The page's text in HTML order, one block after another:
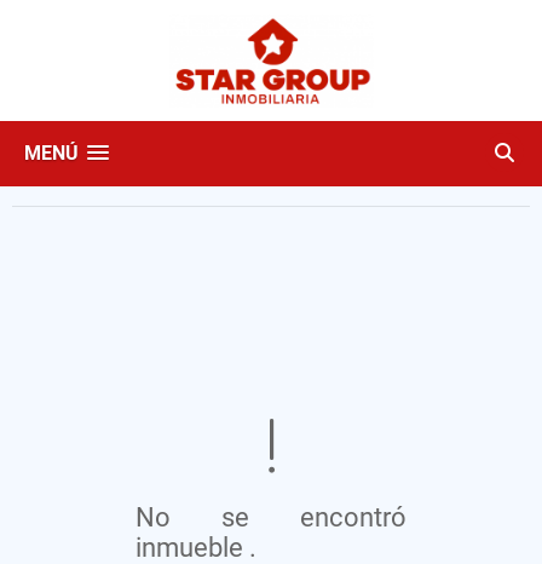
MENÚ
No se encontró
inmueble .